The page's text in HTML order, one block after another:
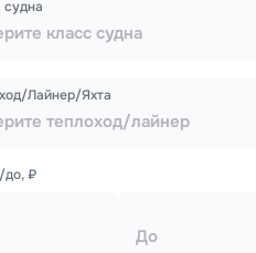
класс судна
судна
теплоход/лайнер
Лайнер/Яхта
до, ₽
До